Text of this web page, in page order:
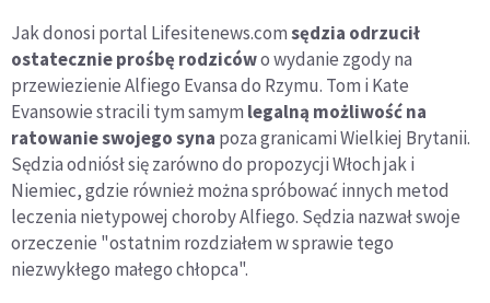
Jak donosi portal Lifesitenews.comsędzia odrzucił
ostatecznie prośbę rodzicówo wydanie zgody na
przewiezienie Alfiego Evansa do Rzymu. Tom i Kate
Evansowie stracili tym samym legalną możliwość na
ratowanie swojego syna poza granicami Wielkiej Brytanii.
Sędzia odniósł się zarówno do propozycji Włoch jak i
Niemiec, gdzie również można spróbować innych metod
leczenia nietypowej choroby Alfiego. Sędzia nazwał swoje
orzeczenie "ostatnim rozdziałem w sprawie tego
niezwykłego małego chłopca".